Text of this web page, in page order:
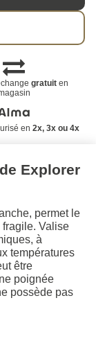
gratuit en
en 2x, 3x ou 4x
Explorer
permet le
fragile. Valise
à
températures
être
poignée
possède pas